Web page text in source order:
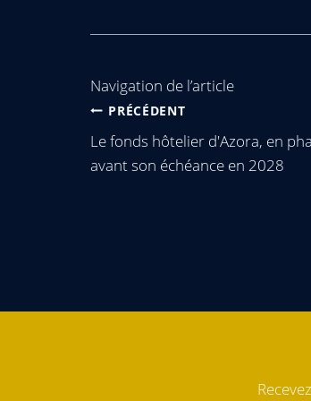
Navigation de l’article
PRÉCÉDENT
Le fonds hôtelier d'Azora, en
avant son échéance en 2028